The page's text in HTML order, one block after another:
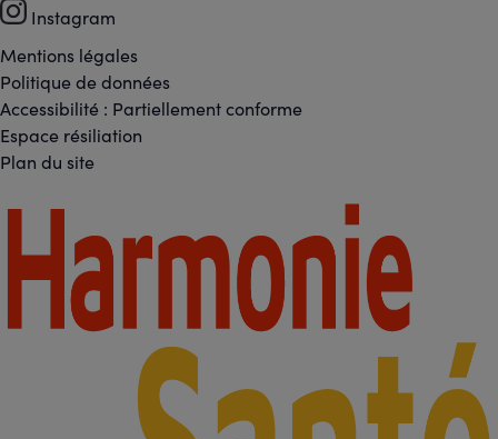
-
Réseaux
sociaux
Instagram
Footer
-
Liens
légaux
Mentions légales
Politique de données
Accessibilité : Partiellement conforme
Espace résiliation
Plan du site
Footer
Partenaires